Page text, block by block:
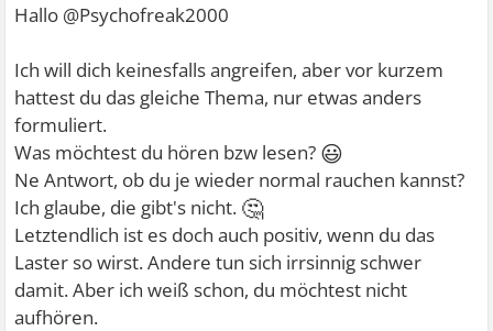
Hallo @Psychofreak2000
Ich will dich keinesfalls angreifen, aber vor kurzem
hattest du das gleiche Thema, nur etwas anders
formuliert.
Was möchtest du hören bzw lesen? 😃
Ne Antwort, ob du je wieder normal rauchen kannst?
Ich glaube, die gibt's nicht. 🤔
Letztendlich ist es doch auch positiv, wenn du das
Laster so wirst. Andere tun sich irrsinnig schwer
damit. Aber ich weiß schon, du möchtest nicht
aufhören.